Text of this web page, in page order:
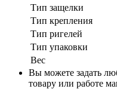
Тип защелки
Тип крепления
Тип ригелей
Тип упаковки
Вес
Вы можете задать
товару или работе